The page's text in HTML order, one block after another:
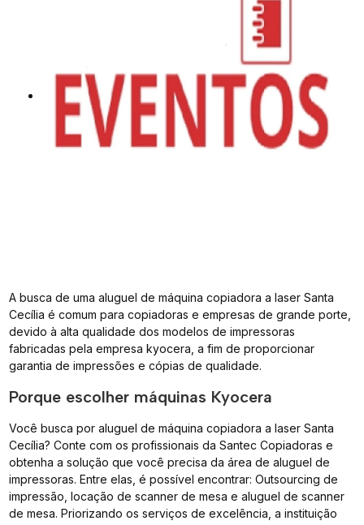
A busca de uma aluguel de máquina copiadora a laser Santa
Cecília é comum para copiadoras e empresas de grande porte,
devido à alta qualidade dos modelos de impressoras
fabricadas pela empresa kyocera, a fim de proporcionar
garantia de impressões e cópias de qualidade.
Porque escolher máquinas Kyocera
Você busca por aluguel de máquina copiadora a laser Santa
Cecília? Conte com os profissionais da Santec Copiadoras e
obtenha a solução que você precisa da área de aluguel de
impressoras. Entre elas, é possível encontrar: Outsourcing de
impressão, locação de scanner de mesa e aluguel de scanner
de mesa. Priorizando os serviços de excelência, a instituição